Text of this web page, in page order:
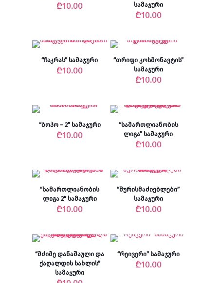
₾10.00
სამაჯური
₾10.00
“ჩაკრას” სამაჯური
₾10.00
“თრიფი კოსმონავტის”
სამაჯური
₾10.00
“ბოჰო – 2” სამაჯური
₾10.00
“სამართლიანობის
ლიგა” სამაჯური
₾10.00
“სამართლიანობის
ლიგა 2” სამაჯური
₾10.00
“შურისმაძიებლები”
სამაჯური
₾10.00
“მძიმე დანაშაული და
ქაღალდის სახლის”
სამაჯური
“რეივერი” სამაჯური
₾10.00